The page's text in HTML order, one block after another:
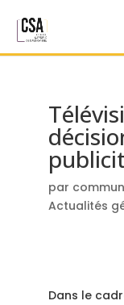
par
Actualités
Dans le